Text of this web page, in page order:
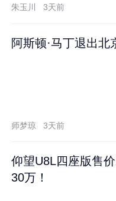
朱玉川 3天前
阿斯顿·马丁退出
师梦琼 3天前
仰望U8L四座版售
30万！